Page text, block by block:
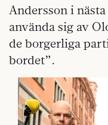
Andersson i
använda sig av
de borgerliga
bordet”.